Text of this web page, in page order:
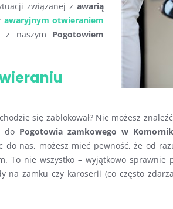
związanej z awarią
awaryjnym otwieraniem
z naszym Pogotowiem
się zablokował? Nie możesz
do Pogotowia zamkowego w
do nas, możesz mieć pewność, że od
To nie wszystko – wyjątkowo sprawnie
na zamku czy karoserii (co często